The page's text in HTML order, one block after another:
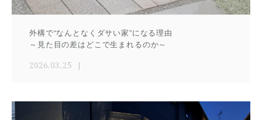
外構で“なんとなくダサい家”になる理由
～見た目の差はどこで生まれるのか～
2026.03.25